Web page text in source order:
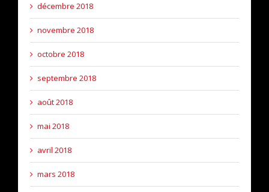
décembre 2018
novembre 2018
octobre 2018
septembre 2018
août 2018
mai 2018
avril 2018
mars 2018